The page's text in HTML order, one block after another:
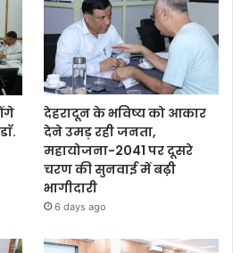
देहरादून के भविष्य को आकार
देने उमड़ रही जनता,
महायोजना-2041 पर दूसरे
चरण की सुनवाई में बढ़ी
भागीदारी
6 days ago